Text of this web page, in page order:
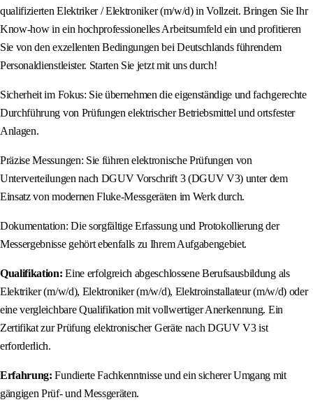
qualifizierten Elektriker / Elektroniker (m/w/d) in Vollzeit. Bringen Sie Ihr
Know-how in ein hochprofessionelles Arbeitsumfeld ein und profitieren
Sie von den exzellenten Bedingungen bei Deutschlands führendem
Personaldienstleister. Starten Sie jetzt mit uns durch!
Sicherheit im Fokus: Sie übernehmen die eigenständige und fachgerechte
Durchführung von Prüfungen elektrischer Betriebsmittel und ortsfester
Anlagen.
Präzise Messungen: Sie führen elektronische Prüfungen von
Unterverteilungen nach DGUV Vorschrift 3 (DGUV V3) unter dem
Einsatz von modernen Fluke-Messgeräten im Werk durch.
Dokumentation: Die sorgfältige Erfassung und Protokollierung der
Messergebnisse gehört ebenfalls zu Ihrem Aufgabengebiet.
Qualifikation: Eine erfolgreich abgeschlossene Berufsausbildung als
Elektriker (m/w/d), Elektroniker (m/w/d), Elektroinstallateur (m/w/d) oder
eine vergleichbare Qualifikation mit vollwertiger Anerkennung. Ein
Zertifikat zur Prüfung elektronischer Geräte nach DGUV V3 ist
erforderlich.
Erfahrung: Fundierte Fachkenntnisse und ein sicherer Umgang mit
gängigen Prüf- und Messgeräten.